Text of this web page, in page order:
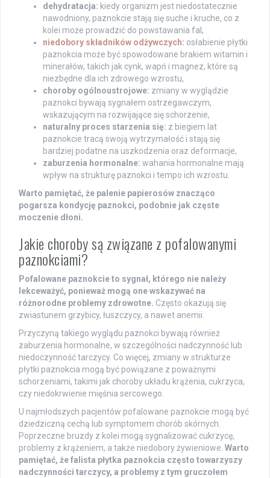
dehydratacja: kiedy organizm jest niedostatecznie
nawodniony, paznokcie stają się suche i kruche, co z
kolei może prowadzić do powstawania fal,
niedobory składników odżywczych: osłabienie płytki
paznokcia może być spowodowane brakiem witamin i
minerałów, takich jak cynk, wapń i magnez, które są
niezbędne dla ich zdrowego wzrostu,
choroby ogólnoustrojowe: zmiany w wyglądzie
paznokci bywają sygnałem ostrzegawczym,
wskazującym na rozwijające się schorzenie,
naturalny proces starzenia się: z biegiem lat
paznokcie tracą swoją wytrzymałość i stają się
bardziej podatne na uszkodzenia oraz deformacje,
zaburzenia hormonalne: wahania hormonalne mają
wpływ na strukturę paznokci i tempo ich wzrostu.
Warto pamiętać, że palenie papierosów znacząco
pogarsza kondycję paznokci, podobnie jak częste
moczenie dłoni.
Jakie choroby są związane z pofalowanymi
paznokciami?
Pofalowane paznokcie to sygnał, którego nie należy
lekceważyć, ponieważ mogą one wskazywać na
różnorodne problemy zdrowotne. Często okazują się
zwiastunem grzybicy, łuszczycy, a nawet anemii.
Przyczyną takiego wyglądu paznokci bywają również
zaburzenia hormonalne, w szczególności nadczynność lub
niedoczynność tarczycy. Co więcej, zmiany w strukturze
płytki paznokcia mogą być powiązane z poważnymi
schorzeniami, takimi jak choroby układu krążenia, cukrzyca,
czy niedokrwienie mięśnia sercowego.
U najmłodszych pacjentów pofalowane paznokcie mogą być
dziedziczną cechą lub symptomem chorób skórnych.
Poprzeczne bruzdy z kolei mogą sygnalizować cukrzycę,
problemy z krążeniem, a także niedobory żywieniowe. Warto
pamiętać, że falista płytka paznokcia często towarzyszy
nadczynności tarczycy, a problemy z tym gruczołem